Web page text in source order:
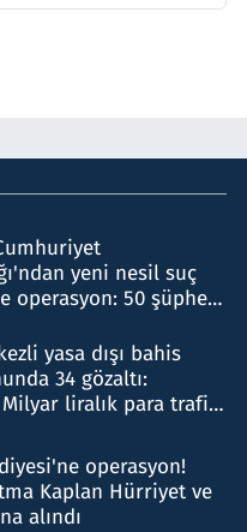
yeni nesil suç
operasyon: 50 şüpheli
yasa dışı bahis
34 gözaltı:
Milyar liralık para trafiği
operasyon!
Kaplan Hürriyet ve
alındı